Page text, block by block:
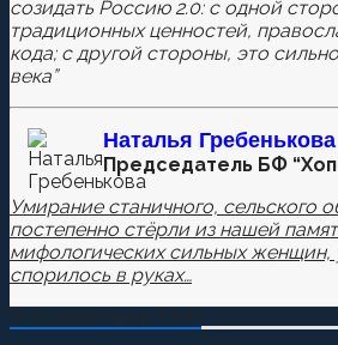
созидать Россию 2.0: с одной
традиционных ценностей,
кода; с другой стороны, это
века”
Наталья Гребенькова
Председатель БФ
Умирание станичного, сельского
постепенно стёрли из нашей
мифологических сильных женщин,
спорилось в руках…